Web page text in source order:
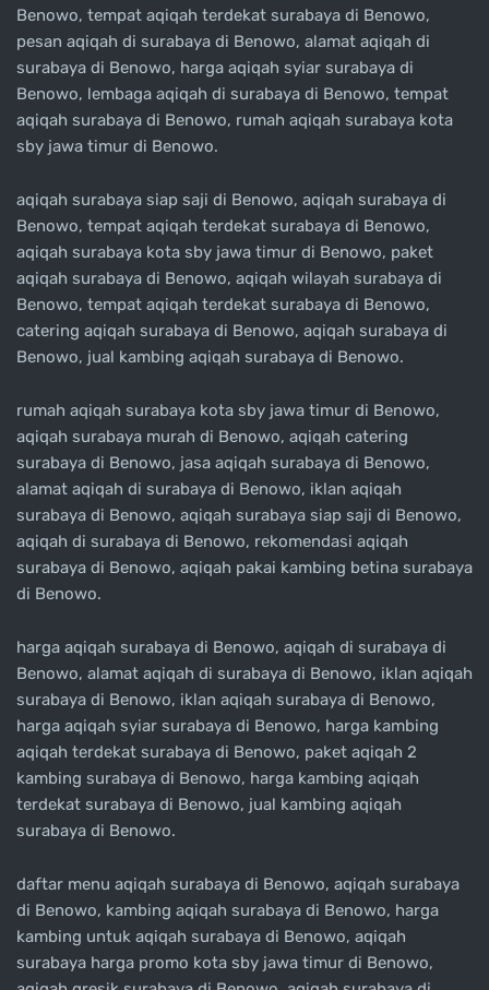
Benowo, tempat aqiqah terdekat surabaya di Benowo,
pesan aqiqah di surabaya di Benowo, alamat aqiqah di
surabaya di Benowo, harga aqiqah syiar surabaya di
Benowo, lembaga aqiqah di surabaya di Benowo, tempat
aqiqah surabaya di Benowo, rumah aqiqah surabaya kota
sby jawa timur di Benowo.
aqiqah surabaya siap saji di Benowo, aqiqah surabaya di
Benowo, tempat aqiqah terdekat surabaya di Benowo,
aqiqah surabaya kota sby jawa timur di Benowo, paket
aqiqah surabaya di Benowo, aqiqah wilayah surabaya di
Benowo, tempat aqiqah terdekat surabaya di Benowo,
catering aqiqah surabaya di Benowo, aqiqah surabaya di
Benowo, jual kambing aqiqah surabaya di Benowo.
rumah aqiqah surabaya kota sby jawa timur di Benowo,
aqiqah surabaya murah di Benowo, aqiqah catering
surabaya di Benowo, jasa aqiqah surabaya di Benowo,
alamat aqiqah di surabaya di Benowo, iklan aqiqah
surabaya di Benowo, aqiqah surabaya siap saji di Benowo,
aqiqah di surabaya di Benowo, rekomendasi aqiqah
surabaya di Benowo, aqiqah pakai kambing betina surabaya
di Benowo.
harga aqiqah surabaya di Benowo, aqiqah di surabaya di
Benowo, alamat aqiqah di surabaya di Benowo, iklan aqiqah
surabaya di Benowo, iklan aqiqah surabaya di Benowo,
harga aqiqah syiar surabaya di Benowo, harga kambing
aqiqah terdekat surabaya di Benowo, paket aqiqah 2
kambing surabaya di Benowo, harga kambing aqiqah
terdekat surabaya di Benowo, jual kambing aqiqah
surabaya di Benowo.
daftar menu aqiqah surabaya di Benowo, aqiqah surabaya
di Benowo, kambing aqiqah surabaya di Benowo, harga
kambing untuk aqiqah surabaya di Benowo, aqiqah
surabaya harga promo kota sby jawa timur di Benowo,